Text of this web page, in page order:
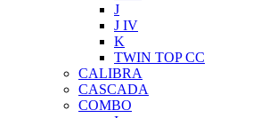
J
J IV
K
TWIN TOP CC
CALIBRA
CASCADA
COMBO